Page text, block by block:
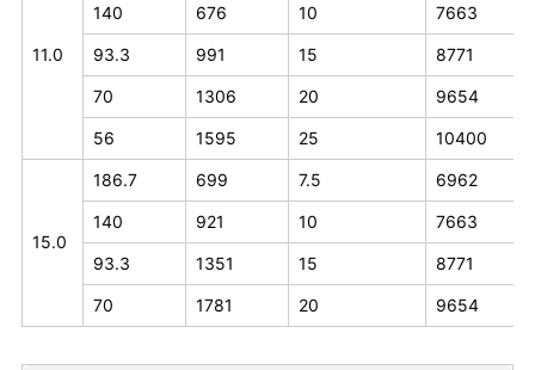
11.0
140 676 10 7663
93.3 991 15 8771
70 1306 20 9654
56 1595 25 10400
15.0
186.7 699 7.5 6962
140 921 10 7663
93.3 1351 15 8771
70 1781 20 9654